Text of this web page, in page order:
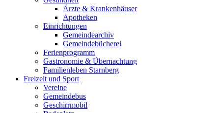
Ärzte & Krankenhäuser
Apotheken
Einrichtungen
Gemeindearchiv
Gemeindebücherei
Ferienprogramm
Gastronomie & Übernachtung
Familienleben Starnberg
Freizeit und Sport
Vereine
Gemeindebus
Geschirrmobil